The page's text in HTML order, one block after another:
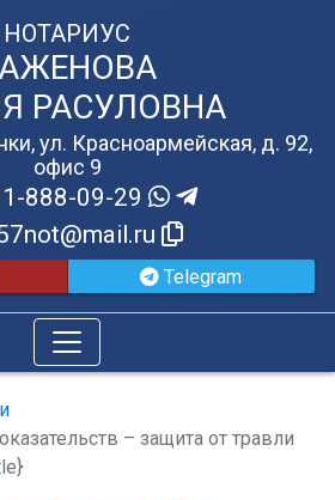
НОТАРИУС
РАСУЛОВНА
ул. Красноармейская, д. 92,
офис 9
888-09-29
Telegram
– защита от травли